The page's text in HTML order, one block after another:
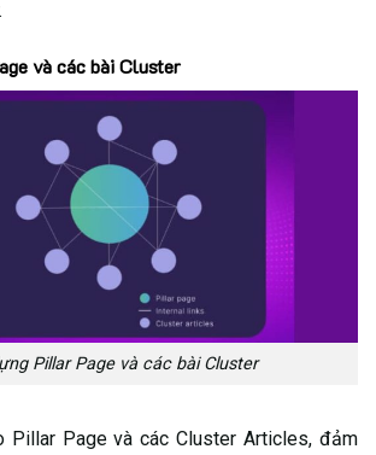
và các bài Cluster
Pillar Page và các bài Cluster
Pillar Page và các Cluster Articles, đảm